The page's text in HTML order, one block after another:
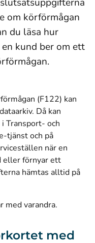
om körförmågan
du läsa hur
kund ber om ett
(F122) kan
Då kan
Transport- och
tjänst och på
när en
eller förnyar ett
hämtas alltid på
med